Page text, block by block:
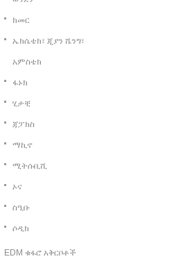
ክመር
ኤክሴቴክ፣ ጂያን ሼንግ፣
አምስቴክ
ፋኑክ
ሂታቺ
ጃፓክስ
ማኪኖ
ሚትሱቢሺ
ኦና
ስዒቡ
ሶዲክ
EDM ቁፋሮ አቅርቦቶች